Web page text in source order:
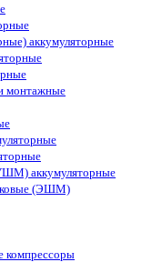
аккумуляторные
монтажные
аккумуляторные
(ЭШМ)
компрессоры